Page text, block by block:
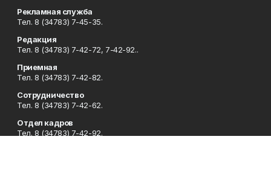
Рекламная служба
Тел. 8 (34783) 7-45-35.
Редакция
Тел. 8 (34783) 7-42-72, 7-42-92..
Приемная
Тел. 8 (34783) 7-42-82.
Сотрудничество
Тел. 8 (34783) 7-42-62.
Отдел кадров
Тел. 8 (34783) 7-42-92.